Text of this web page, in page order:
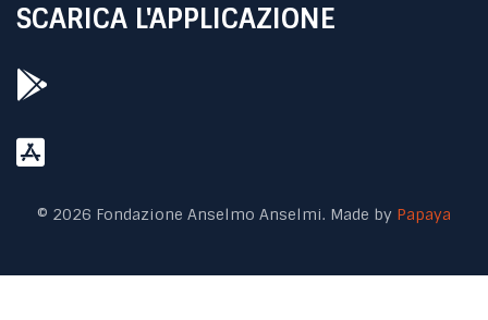
SCARICA L'APPLICAZIONE
© 2026 Fondazione Anselmo Anselmi. Made by Papaya